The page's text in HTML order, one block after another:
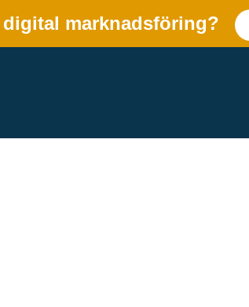
digital marknadsföring?